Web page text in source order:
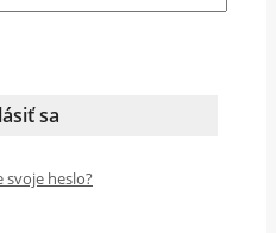
predávajúcim
sa vždy uvádza s
svoje heslo?